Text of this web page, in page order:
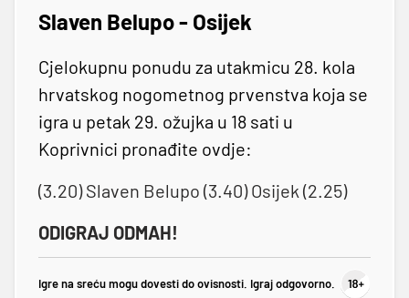
Slaven Belupo - Osijek
Cjelokupnu ponudu za utakmicu 28. kola
hrvatskog nogometnog prvenstva koja se
igra u petak 29. ožujka u 18 sati u
Koprivnici pronađite ovdje:
(3.20) Slaven Belupo (3.40) Osijek (2.25)
ODIGRAJ ODMAH!
Igre na sreću mogu dovesti do ovisnosti. Igraj odgovorno.